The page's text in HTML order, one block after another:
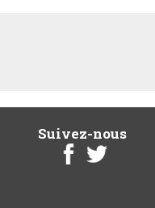
Suivez-nous